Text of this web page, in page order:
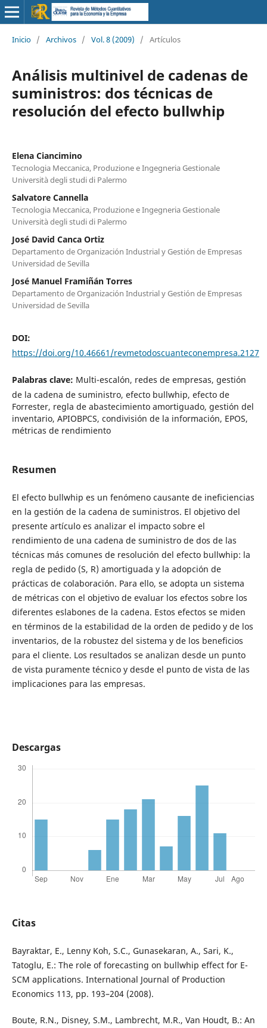
Inicio / Archivos / Vol. 8 (2009) / Artículos
Análisis multinivel de cadenas de
suministros: dos técnicas de
resolución del efecto bullwhip
Elena Ciancimino
Tecnologia Meccanica, Produzione e Ingegneria Gestionale
Università degli studi di Palermo
Salvatore Cannella
Tecnologia Meccanica, Produzione e Ingegneria Gestionale
Università degli studi di Palermo
José David Canca Ortiz
Departamento de Organización Industrial y Gestión de Empresas
Universidad de Sevilla
José Manuel Framiñán Torres
Departamento de Organización Industrial y Gestión de Empresas
Universidad de Sevilla
DOI:
https://doi.org/10.46661/revmetodoscuanteconempresa.2127
Palabras clave: Multi-escalón, redes de empresas, gestión
de la cadena de suministro, efecto bullwhip, efecto de
Forrester, regla de abastecimiento amortiguado, gestión del
inventario, APIOBPCS, condivisión de la información, EPOS,
métricas de rendimiento
Resumen
El efecto bullwhip es un fenómeno causante de ineficiencias
en la gestión de la cadena de suministros. El objetivo del
presente artículo es analizar el impacto sobre el
rendimiento de una cadena de suministro de dos de las
técnicas más comunes de resolución del efecto bullwhip: la
regla de pedido (S, R) amortiguada y la adopción de
prácticas de colaboración. Para ello, se adopta un sistema
de métricas con el objetivo de evaluar los efectos sobre los
diferentes eslabones de la cadena. Estos efectos se miden
en términos de la estabilidad de la orden de pedido y de los
inventarios, de la robustez del sistema y de los beneficios
para el cliente. Los resultados se analizan desde un punto
de vista puramente técnico y desde el punto de vista de las
implicaciones para las empresas.
Descargas
Citas
Bayraktar, E., Lenny Koh, S.C., Gunasekaran, A., Sari, K.,
Tatoglu, E.: The role of forecasting on bullwhip effect for E-
SCM applications. International Journal of Production
Economics 113, pp. 193–204 (2008).
Boute, R.N., Disney, S.M., Lambrecht, M.R., Van Houdt, B.: An